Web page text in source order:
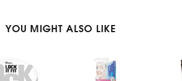
YOU MIGHT ALSO LIKE